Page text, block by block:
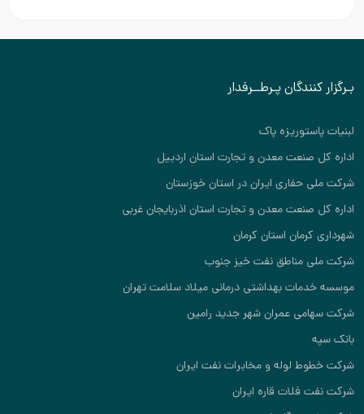
بـرگزار کنندگان پـرطــرفدار
لبنیات پاستوریزه پاک
اداره کل صنعت معدن و تجارت استان اردبیل
شرکت ملی حفاری ایران در استان خوزستان
اداره کل صنعت معدن و تجارت استان اذربایجان غربی
شهرداری کرمان استان کرمان
شرکت ملی مناطق نفت خیز جنوب
موسسه خدمات بهداشتی درمانی میلاد سلامت تهران
شرکت سهامی عمران شهر جدید رامین
بانک سپه
شرکت خطوط لوله و مخابرات نفت ایران
شرکت نفت فلات قاره ایران